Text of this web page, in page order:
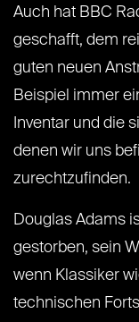
Auch hat BBC
geschafft, dem
guten neuen
Beispiel immer
Inventar und die
denen wir uns
zurechtzufinden.
Douglas Adams
gestorben, sein
wenn Klassiker
technischen